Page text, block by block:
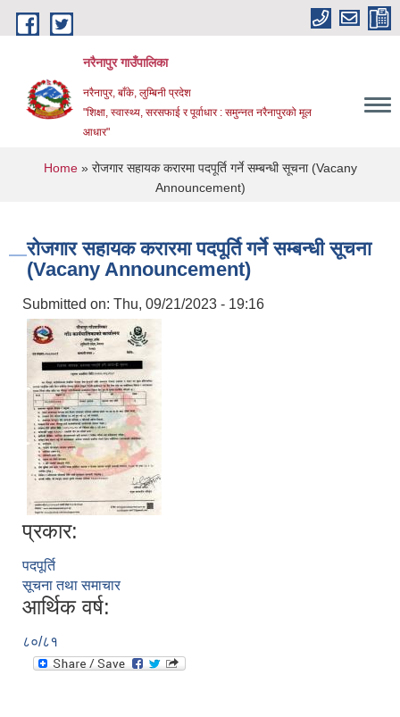
Skip to main content
नरैनापुर गाउँपालिका
नरैनापुर, बाँके, लुम्बिनी प्रदेश
"शिक्षा, स्वास्थ्य, सरसफाई र पूर्वाधार : समुन्नत नरैनापुरको मूल
आधार"
You are here
Home» रोजगार सहायक करारमा पदपूर्ति गर्ने सम्बन्धी सूचना (Vacany
Announcement)
रोजगार सहायक करारमा पदपूर्ति गर्ने सम्बन्धी सूचना
(Vacany Announcement)
Submitted on: Thu, 09/21/2023 - 19:16
प्रकार:
पदपूर्ति
सूचना तथा समाचार
आर्थिक वर्ष:
८०/८१